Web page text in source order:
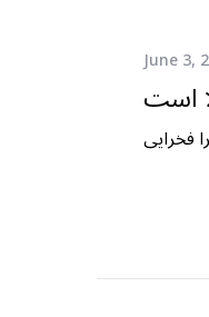
June 3,
است
فخرایی